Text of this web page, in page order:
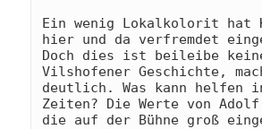
Ein wenig Lokalkolorit hat
hier und da verfremdet
Doch dies ist beileibe
Vilshofener Geschichte,
deutlich. Was kann helfen
Zeiten? Die Werte von
die auf der Bühne groß